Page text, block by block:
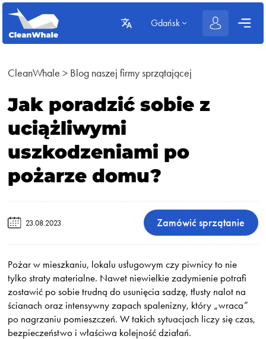
Gdańsk
CleanWhale > Blog naszej firmy sprzątającej
Jak poradzić sobie z
uciążliwymi
uszkodzeniami po
pożarze domu?
23.08.2023 Zamówić sprzątanie
Pożar w mieszkaniu, lokalu usługowym czy piwnicy to nie
tylko straty materialne. Nawet niewielkie zadymienie potrafi
zostawić po sobie trudną do usunięcia sadzę, tłusty nalot na
ścianach oraz intensywny zapach spalenizny, który „wraca”
po nagrzaniu pomieszczeń. W takich sytuacjach liczy się czas,
bezpieczeństwo i właściwa kolejność działań.